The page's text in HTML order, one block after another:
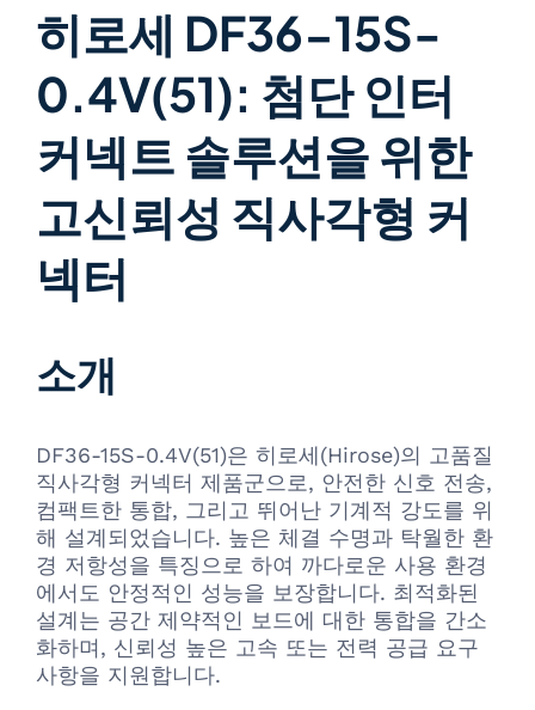
히로세 DF36-15S-
0.4V(51): 첨단 인터
커넥트 솔루션을 위한
고신뢰성 직사각형 커
넥터
소개
DF36-15S-0.4V(51)은 히로세(Hirose)의 고품질
직사각형 커넥터 제품군으로, 안전한 신호 전송,
컴팩트한 통합, 그리고 뛰어난 기계적 강도를 위
해 설계되었습니다. 높은 체결 수명과 탁월한 환
경 저항성을 특징으로 하여 까다로운 사용 환경
에서도 안정적인 성능을 보장합니다. 최적화된
설계는 공간 제약적인 보드에 대한 통합을 간소
화하며, 신뢰성 높은 고속 또는 전력 공급 요구
사항을 지원합니다.